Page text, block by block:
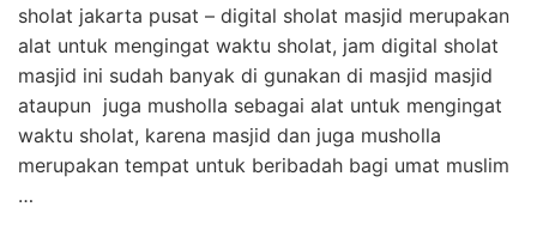
sholat jakarta pusat – digital sholat masjid merupakan
alat untuk mengingat waktu sholat, jam digital sholat
masjid ini sudah banyak di gunakan di masjid masjid
ataupun juga musholla sebagai alat untuk mengingat
waktu sholat, karena masjid dan juga musholla
merupakan tempat untuk beribadah bagi umat muslim
…